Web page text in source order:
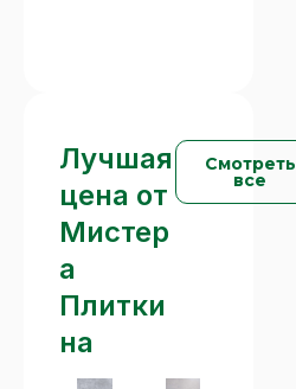
Лучшая
цена от
Мистер
а
Плитки
на
Смотреть
все